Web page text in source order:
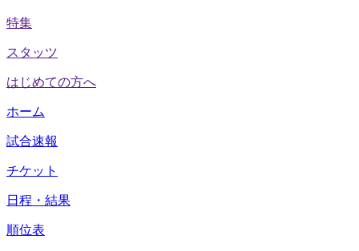
特集
スタッツ
はじめての方へ
ホーム
試合速報
チケット
日程・結果
順位表